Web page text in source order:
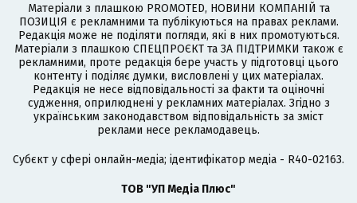
Матеріали з плашкою PROMOTED, НОВИНИ КОМПАНІЙ та
ПОЗИЦІЯ є рекламними та публікуються на правах реклами.
Редакція може не поділяти погляди, які в них промотуються.
Матеріали з плашкою СПЕЦПРОЄКТ та ЗА ПІДТРИМКИ також є
рекламними, проте редакція бере участь у підготовці цього
контенту і поділяє думки, висловлені у цих матеріалах.
Редакція не несе відповідальності за факти та оціночні
судження, оприлюднені у рекламних матеріалах. Згідно з
українським законодавством відповідальність за зміст
реклами несе рекламодавець.
Cубєкт у сфері онлайн-медіа; ідентифікатор медіа - R40-02163.
ТОВ "УП Медіа Плюс"